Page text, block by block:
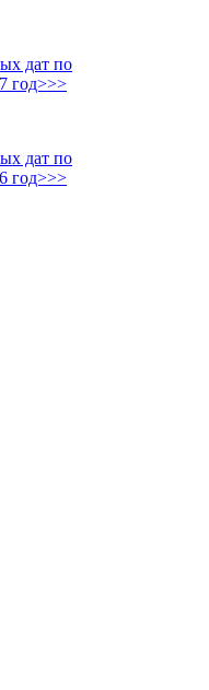
дат по
год>>>
дат по
год>>>